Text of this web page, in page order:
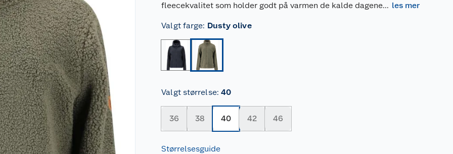
fleecekvalitet som holder godt på varmen de kalde dagene... les mer
Valgt farge: Dusty olive
Valgt størrelse: 40
36 38 40 42 46
Størrelsesguide